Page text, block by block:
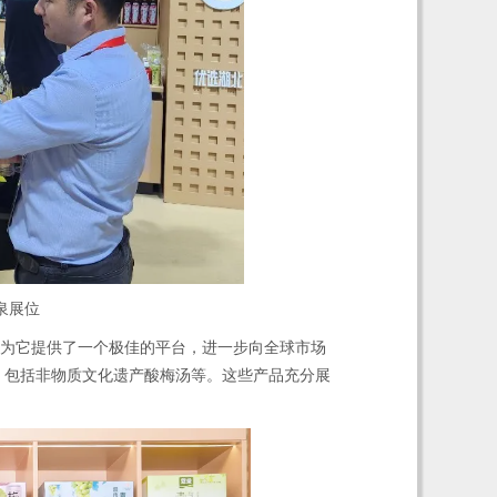
展位
提供了一个极佳的平台，进一步向全球市场
括非物质文化遗产酸梅汤等。这些产品充分展